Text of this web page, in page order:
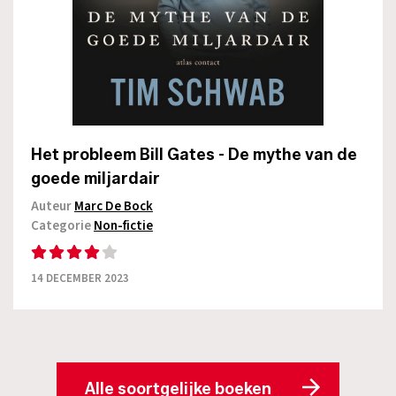
Het probleem Bill Gates - De mythe van de
goede miljardair
AuteurMarc De Bock
CategorieNon-fictie
14 DECEMBER 2023
Alle soortgelijke boeken